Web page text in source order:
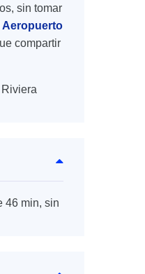
sin tomar
compartir
46 min, sin